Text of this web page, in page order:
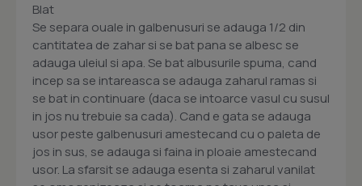
Blat
Se separa ouale in galbenusuri se adauga 1/2 din
cantitatea de zahar si se bat pana se albesc se
adauga uleiul si apa. Se bat albusurile spuma, cand
incep sa se intareasca se adauga zaharul ramas si
se bat in continuare (daca se intoarce vasul cu susul
in jos nu trebuie sa cada). Cand e gata se adauga
usor peste galbenusuri amestecand cu o paleta de
jos in sus, se adauga si faina in ploaie amestecand
usor. La sfarsit se adauga esenta si zaharul vanilat